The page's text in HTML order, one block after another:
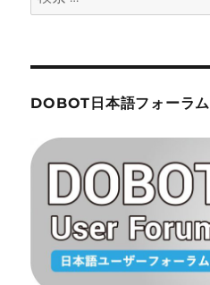
索:
DOBOT日本語フォーラム